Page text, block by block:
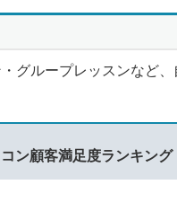
グループレッスンなど
ン顧客満足度ランキング